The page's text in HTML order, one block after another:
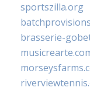
sportszilla.org
brasserie-